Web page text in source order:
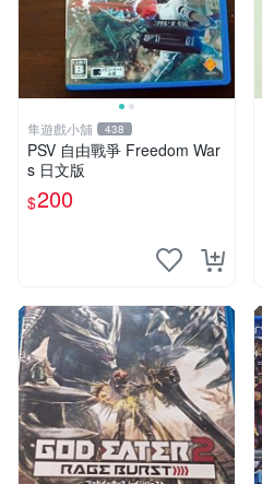
隼遊戲小舖 438
PSV 自由戰爭 Freedom War
s 日文版
$200